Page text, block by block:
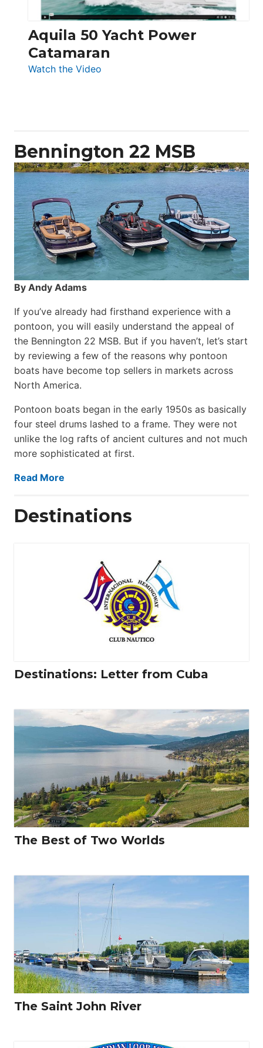
Aquila 50 Yacht Power
Catamaran
Watch the Video
Bennington 22 MSB
By Andy Adams
If you’ve already had firsthand experience with a
pontoon, you will easily understand the appeal of
the Bennington 22 MSB. But if you haven’t, let’s start
by reviewing a few of the reasons why pontoon
boats have become top sellers in markets across
North America.
Pontoon boats began in the early 1950s as basically
four steel drums lashed to a frame. They were not
unlike the log rafts of ancient cultures and not much
more sophisticated at first.
Read More
Destinations
Destinations: Letter from Cuba
The Best of Two Worlds
The Saint John River